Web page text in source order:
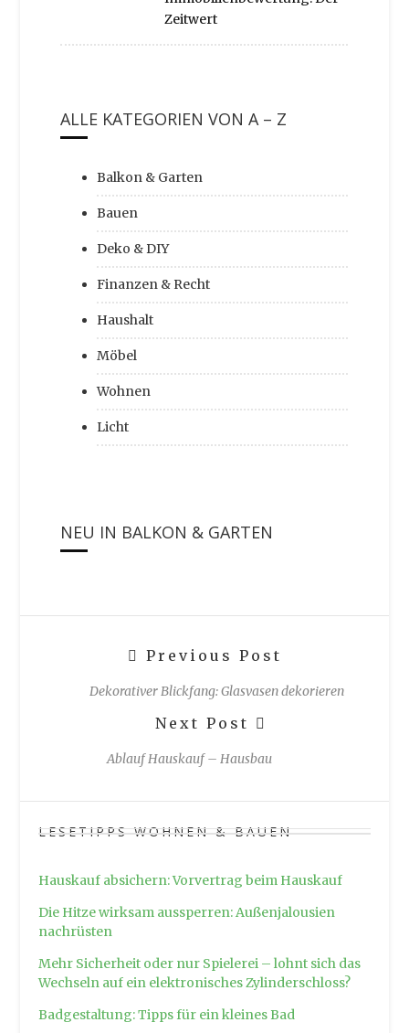
Zeitwert
ALLE KATEGORIEN VON A – Z
Balkon & Garten
Bauen
Deko & DIY
Finanzen & Recht
Haushalt
Möbel
Wohnen
Licht
NEU IN BALKON & GARTEN
Previous Post
Dekorativer Blickfang: Glasvasen dekorieren
Next Post
Ablauf Hauskauf – Hausbau
LESETIPPS WOHNEN & BAUEN
Hauskauf absichern: Vorvertrag beim Hauskauf
Die Hitze wirksam aussperren: Außenjalousien
nachrüsten
Mehr Sicherheit oder nur Spielerei – lohnt sich das
Wechseln auf ein elektronisches Zylinderschloss?
Badgestaltung: Tipps für ein kleines Bad